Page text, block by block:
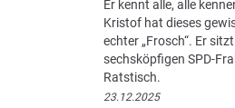
Er kennt alle, alle
Kristof hat dieses
echter „Frosch“. Er
sechsköpfigen SPD-
Ratstisch.
23.12.2025